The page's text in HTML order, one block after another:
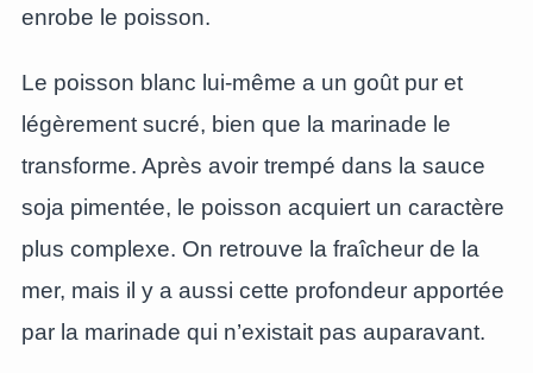
enrobe le poisson.
Le poisson blanc lui-même a un goût pur et
légèrement sucré, bien que la marinade le
transforme. Après avoir trempé dans la sauce
soja pimentée, le poisson acquiert un caractère
plus complexe. On retrouve la fraîcheur de la
mer, mais il y a aussi cette profondeur apportée
par la marinade qui n’existait pas auparavant.